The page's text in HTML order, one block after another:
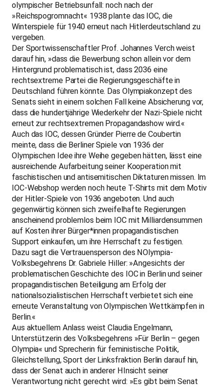
olympischer Betriebsunfall: noch nach der
»Reichspogromnacht« 1938 plante das IOC, die
Winterspiele für 1940 erneut nach Hitlerdeutschland zu
vergeben.
Der Sportwissenschaftler Prof. Johannes Verch weist
darauf hin, »dass die Bewerbung schon allein vor dem
Hintergrund problematisch ist, dass 2036 eine
rechtsextreme Partei die Regierungsgeschäfte in
Deutschland führen könnte. Das Olympiakonzept des
Senats sieht in einem solchen Fall keine Absicherung vor,
dass die hundertjährige Wiederkehr der Nazi-Spiele nicht
erneut zur rechtsextremen Propagandashow wird.«
Auch das IOC, dessen Gründer Pierre de Coubertin
meinte, dass die Berliner Spiele von 1936 der
Olympischen Idee ihre Weihe gegeben hätten, lässt eine
ausreichende Aufarbeitung seiner Kooperation mit
faschistischen und antisemitischen Diktaturen missen. Im
IOC-Webshop werden noch heute T-Shirts mit dem Motiv
der Hitler-Spiele von 1936 angeboten. Und auch
gegenwärtig können sich zweifelhafte Regierungen
anscheinend problemlos beim IOC mit Milliardensummen
auf Kosten ihrer Bürger*innen propagandistischen
Support einkaufen, um ihre Herrschaft zu festigen.
Dazu sagt die Vertrauensperson des NOlympia-
Volksbegehrens Dr. Gabriele Hiller: »Angesichts der
problematischen Geschichte des IOC in Berlin und seiner
propagandistischen Beteiligung am Erfolg der
nationalsozialistischen Herrschaft verbietet sich eine
erneute Veranstaltung von Olympischen Wettkämpfen in
Berlin.«
Aus aktuellem Anlass weist Claudia Engelmann,
Unterstützerin des Volksbegehrens »Für Berlin – gegen
Olympia« und Sprecherin für feministische Politik,
Gleichstellung, Sport der Linksfraktion Berlin darauf hin,
dass der Senat auch in anderer HInsicht seiner
Verantwortung nicht gerecht wird: »Es gibt beim Senat